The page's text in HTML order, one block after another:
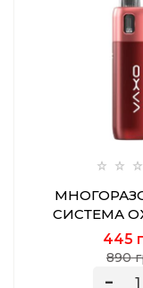
СИСТЕМА
RUBY
890
445